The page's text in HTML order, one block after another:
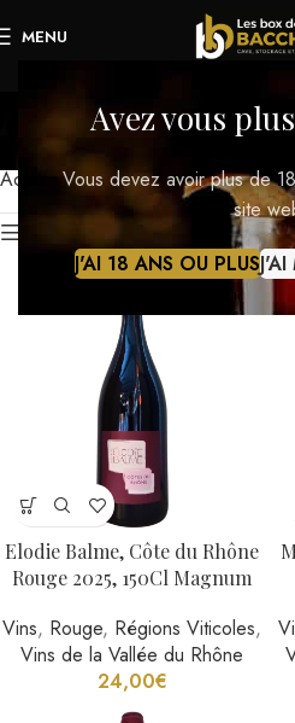
Avez vous
Vous devez avoir plus de
site
J'AI 18 ANS OU PLUS
MENU
Accueil Vins
Afficher la barre latérale
Elodie Balme, Côte du Rhône
Rouge 2025, 150Cl Magnum
Vins, Rouge, Régions Viticoles,
Vins de la Vallée du Rhône
24,00€